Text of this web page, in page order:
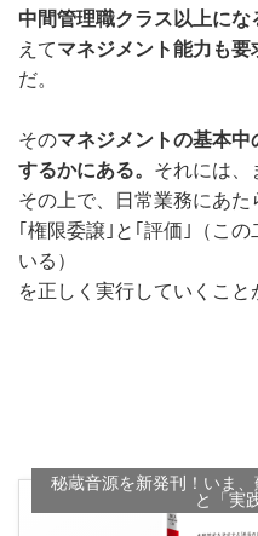
中間管理職クラス以上にな
えてマネジメント能力も要
だ。
そのマネジメントの基本
するかにある。 それには、
その上で、日常業務にあた
｢権限委譲｣と｢評価｣（こ
いる）
を正しく実行していくこと
秘蔵音源を新発刊！いま、
と「実